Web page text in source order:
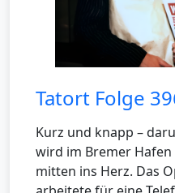
Tatort Folge
Kurz und knapp –
wird im Bremer
mitten ins Herz. Das